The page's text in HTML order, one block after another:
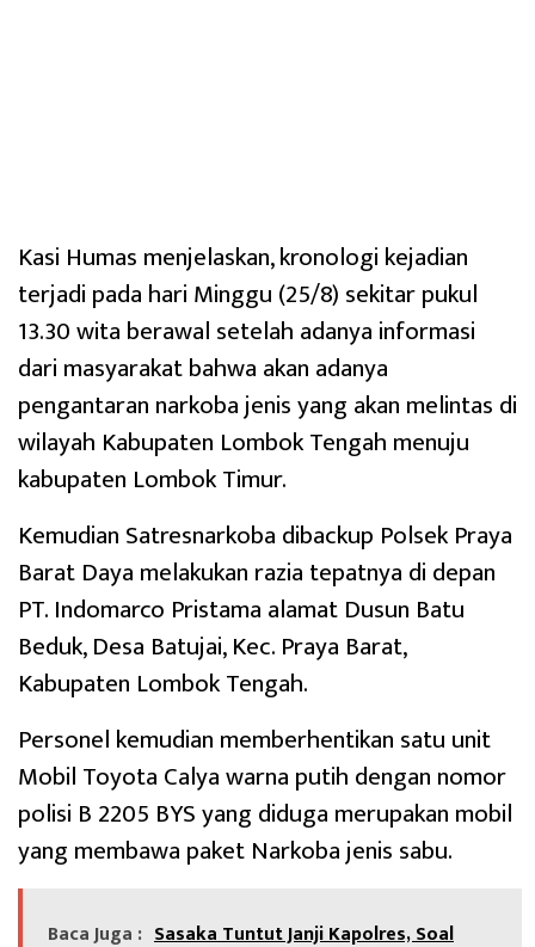
Kasi Humas menjelaskan, kronologi kejadian
terjadi pada hari Minggu (25/8) sekitar pukul
13.30 wita berawal setelah adanya informasi
dari masyarakat bahwa akan adanya
pengantaran narkoba jenis yang akan melintas di
wilayah Kabupaten Lombok Tengah menuju
kabupaten Lombok Timur.
Kemudian Satresnarkoba dibackup Polsek Praya
Barat Daya melakukan razia tepatnya di depan
PT. Indomarco Pristama alamat Dusun Batu
Beduk, Desa Batujai, Kec. Praya Barat,
Kabupaten Lombok Tengah.
Personel kemudian memberhentikan satu unit
Mobil Toyota Calya warna putih dengan nomor
polisi B 2205 BYS yang diduga merupakan mobil
yang membawa paket Narkoba jenis sabu.
Baca Juga : Sasaka Tuntut Janji Kapolres, Soal